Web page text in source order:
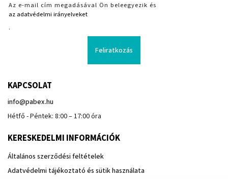
Az e-mail cím megadásával Ön beleegyezik és
az adatvédelmi irányelveket
.
Feliratkozás
KAPCSOLAT
info@pabex.hu
Hétfő - Péntek: 8:00 – 17:00 óra
KERESKEDELMI INFORMÁCIÓK
Általános szerződési feltételek
Adatvédelmi tájékoztató és sütik használata